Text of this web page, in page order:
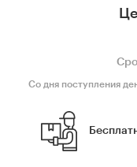
Со дня поступления